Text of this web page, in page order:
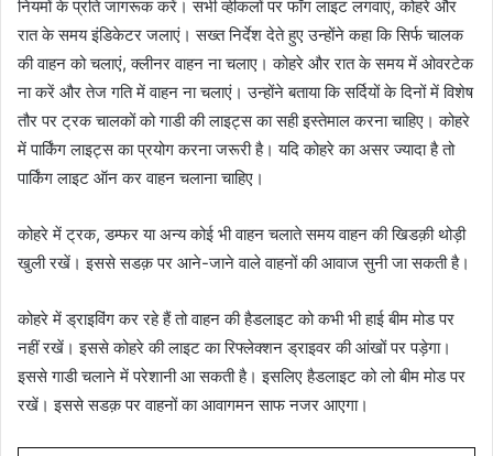
नियमों के प्रति जागरूक करें। सभी व्हीकलों पर फॉग लाइट लगवाएं, कोहरे और
रात के समय इंडिकेटर जलाएं। सख्त निर्देश देते हुए उन्होंने कहा कि सिर्फ चालक
की वाहन को चलाएं, क्लीनर वाहन ना चलाए। कोहरे और रात के समय में ओवरटेक
ना करें और तेज गति में वाहन ना चलाएं। उन्होंने बताया कि सर्दियों के दिनों में विशेष
तौर पर ट्रक चालकों को गाडी की लाइट्स का सही इस्तेमाल करना चाहिए। कोहरे
में पार्किंग लाइट्स का प्रयोग करना जरूरी है। यदि कोहरे का असर ज्यादा है तो
पार्किंग लाइट ऑन कर वाहन चलाना चाहिए।
कोहरे में ट्रक, डम्फर या अन्य कोई भी वाहन चलाते समय वाहन की खिडक़ी थोड़ी
खुली रखें। इससे सडक़ पर आने-जाने वाले वाहनों की आवाज सुनी जा सकती है।
कोहरे में ड्राइविंग कर रहे हैं तो वाहन की हैडलाइट को कभी भी हाई बीम मोड पर
नहीं रखें। इससे कोहरे की लाइट का रिफ्लेक्शन ड्राइवर की आंखों पर पड़ेगा।
इससे गाडी चलाने में परेशानी आ सकती है। इसलिए हैडलाइट को लो बीम मोड पर
रखें। इससे सडक़ पर वाहनों का आवागमन साफ नजर आएगा।